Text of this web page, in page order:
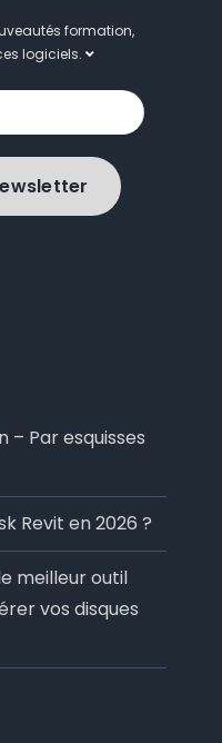
formation,
logiciels.
Par esquisses
Revit en 2026 ?
meilleur outil
vos disques